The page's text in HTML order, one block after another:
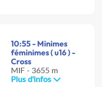
10:55 - Minimes
féminimes ( u16 ) -
Cross
MIF - 3655 m
Plus d'infos